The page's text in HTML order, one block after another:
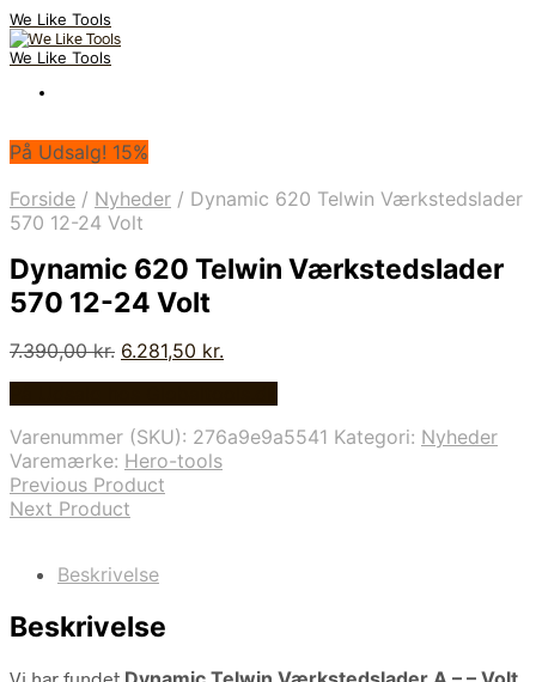
We Like Tools
We Like Tools
På Udsalg! 15%
Forside / Nyheder / Dynamic 620 Telwin Værkstedslader
570 12-24 Volt
Dynamic 620 Telwin Værkstedslader
570 12-24 Volt
7.390,00kr. Den
7.390,00 kr..
6.281,50 kr.
6.281,50 kr..
Varenummer (SKU): 276a9e9a5541 Kategori: Nyheder
Varemærke: Hero-tools
Previous Product
Next Product
Beskrivelse
Beskrivelse